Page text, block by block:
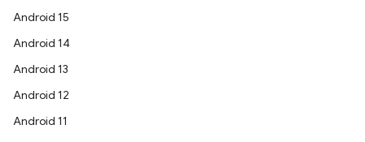
Android 15
Android 14
Android 13
Android 12
Android 11